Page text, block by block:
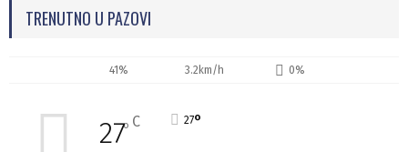
TRENUTNO U PAZOVI
41% 3.2km/h 0%
27° C 27°